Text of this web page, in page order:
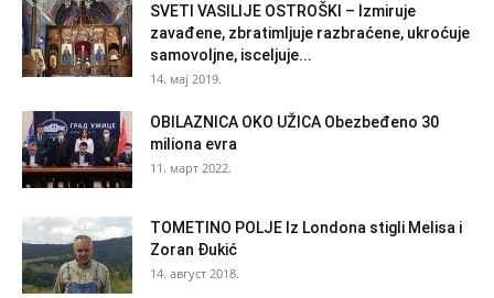
SVETI VASILIJE OSTROŠKI – Izmiruje
zavađene, zbratimljuje razbraćene, ukroćuje
samovoljne, isceljuje...
14. мај 2019.
OBILAZNICA OKO UŽICA Obezbeđeno 30
miliona evra
11. март 2022.
TOMETINO POLJE Iz Londona stigli Melisa i
Zoran Đukić
14. август 2018.